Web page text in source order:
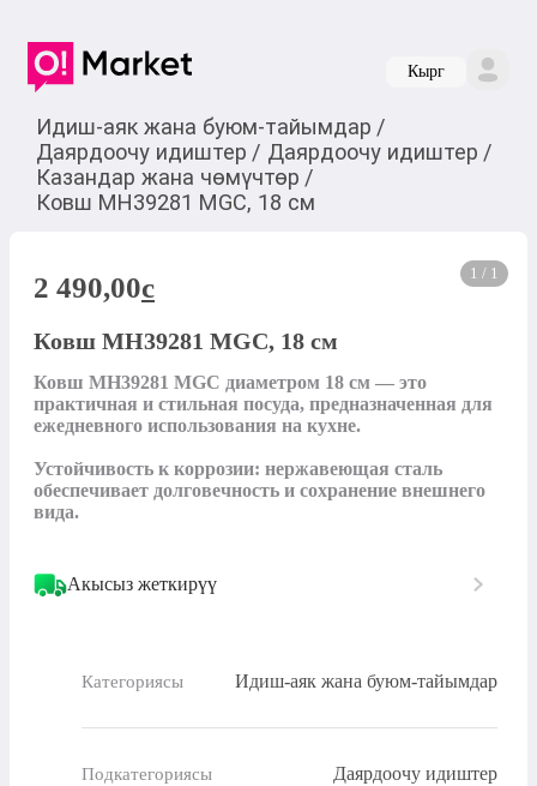
Кырг
Идиш-аяк жана буюм-тайымдар /
Даярдоочу идиштер / Даярдоочу идиштер /
Казандар жана чөмүчтөр /
Ковш MH39281 MGC, 18 см
1 / 1
2 490,00c
Ковш MH39281 MGC, 18 см
Ковш MH39281 MGC диаметром 18 см — это
практичная и стильная посуда, предназначенная для
ежедневного использования на кухне.
Устойчивость к коррозии: нержавеющая сталь
обеспечивает долговечность и сохранение внешнего
вида.
Акысыз жеткирүү
Категориясы Идиш-аяк жана буюм-тайымдар
Подкатегориясы Даярдоочу идиштер